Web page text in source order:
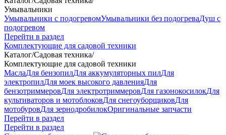
Умывальники
Умывальники с подогревомУмывальники без подогреваДуш с
подогревом
Перейти в раздел
Комплектующие для садовой техники
Каталог/Садовая техника/
Комплектующие для садовой техники
МаслаДля бензопилДля аккумуляторных пилДля
электропилДля моек высокого давленияДля
бензотриммеровДля электротриммеровДля газонокосилокДля
культиваторов и мотоблоковДля снегоуборщиковДля
мотобуровДля зернодробилокОригинальные запчасти
Перейти в раздел
Перейти в раздел